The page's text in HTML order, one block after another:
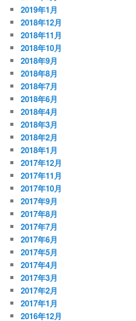
2019年1月
2018年12月
2018年11月
2018年10月
2018年9月
2018年8月
2018年7月
2018年6月
2018年4月
2018年3月
2018年2月
2018年1月
2017年12月
2017年11月
2017年10月
2017年9月
2017年8月
2017年7月
2017年6月
2017年5月
2017年4月
2017年3月
2017年2月
2017年1月
2016年12月